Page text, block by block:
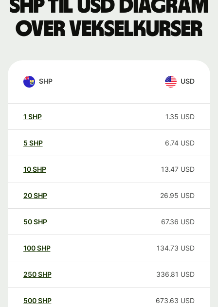
SHP til USD Diagram
over vekselkurser
SHP USD
1 SHP 1.35 USD
5 SHP 6.74 USD
10SHP 13.47 USD
20SHP 26.95 USD
50SHP 67.36 USD
100SHP 134.73 USD
250SHP 336.81 USD
500SHP 673.63 USD